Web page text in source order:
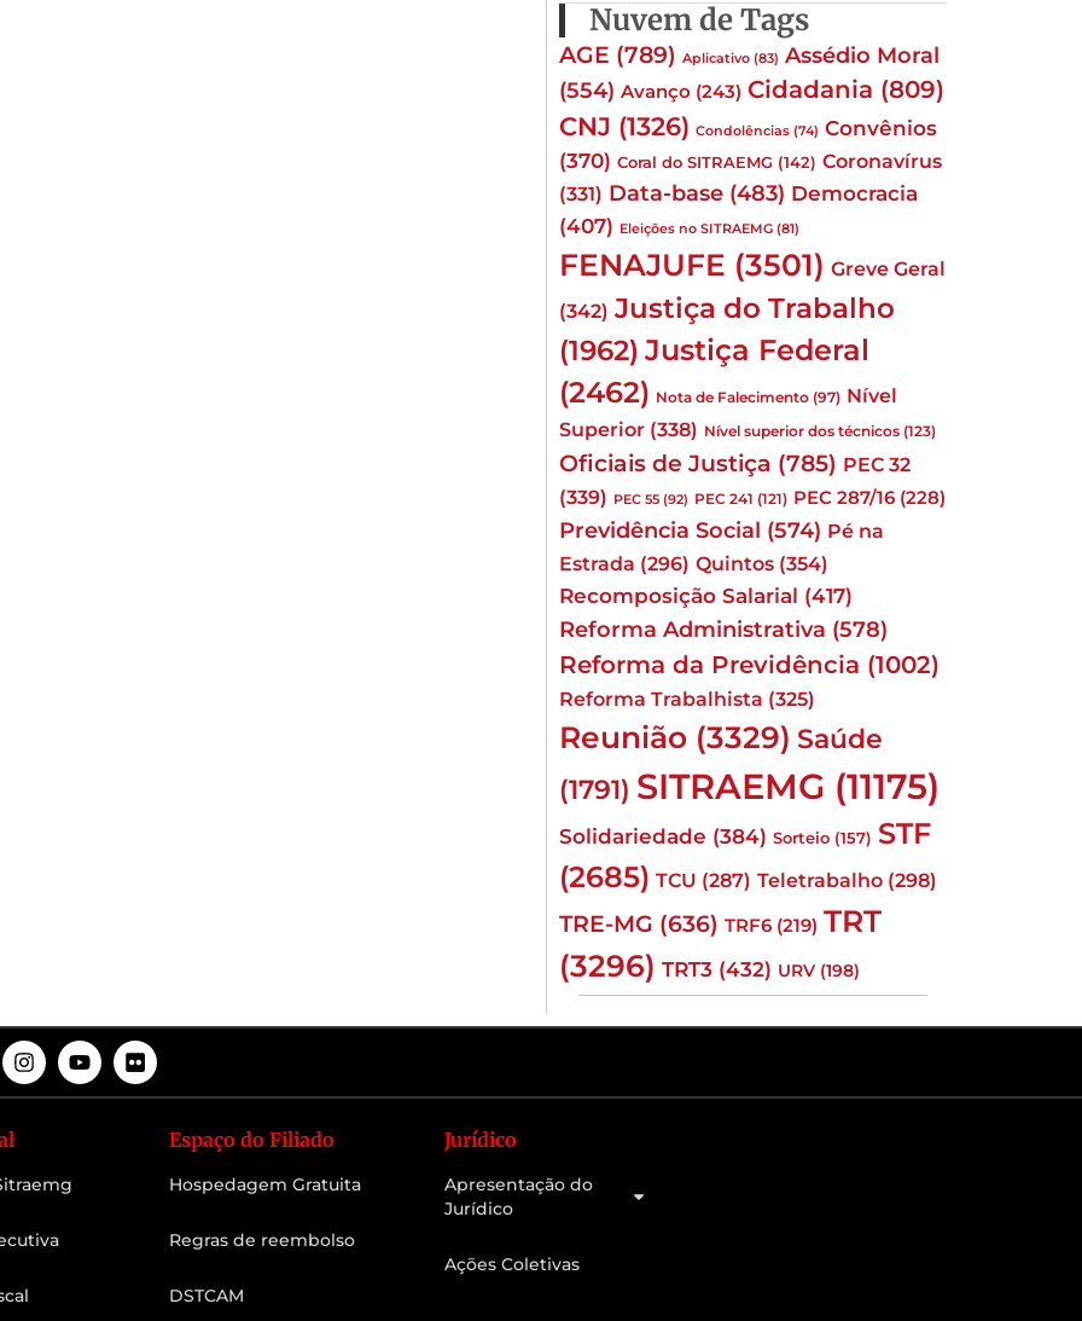
Nuvem de Tags
AGE (789) Aplicativo (83) Assédio Moral
(554) Avanço (243) Cidadania (809)
CNJ (1326) Condolências (74) Convênios
(370) Coral do SITRAEMG (142) Coronavírus
(331) Data-base (483) Democracia
(407) Eleições no SITRAEMG (81)
FENAJUFE (3501) Greve Geral
(342) Justiça do Trabalho
(1962) Justiça Federal
(2462) Nota de Falecimento (97) Nível
Superior (338) Nível superior dos técnicos (123)
Oficiais de Justiça (785) PEC 32
(339) PEC 55 (92) PEC 241 (121) PEC 287/16 (228)
Previdência Social (574) Pé na
Estrada (296) Quintos (354)
Recomposição Salarial (417)
Reforma Administrativa (578)
Reforma da Previdência (1002)
Reforma Trabalhista (325)
Reunião (3329) Saúde
(1791) SITRAEMG (11175)
Solidariedade (384) Sorteio (157) STF
(2685) TCU (287) Teletrabalho (298)
TRE-MG (636) TRF6 (219) TRT
(3296) TRT3 (432) URV (198)
Espaço do Filiado
Hospedagem Gratuita
Regras de reembolso
DSTCAM
Jurídico
Apresentação do
Jurídico
Ações Coletivas